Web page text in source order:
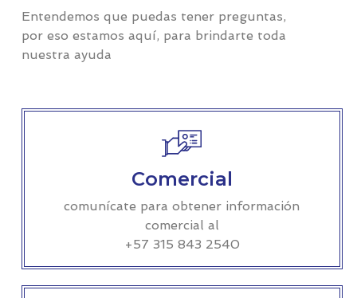
Entendemos que puedas tener preguntas,
por eso estamos aquí, para brindarte toda
nuestra ayuda
Comercial
comunícate para obtener información
comercial al
+57 315 843 2540